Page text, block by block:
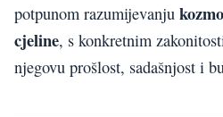
potpunom razumijevanju
cjeline, s konkretnim
njegovu prošlost, sadašnjost i